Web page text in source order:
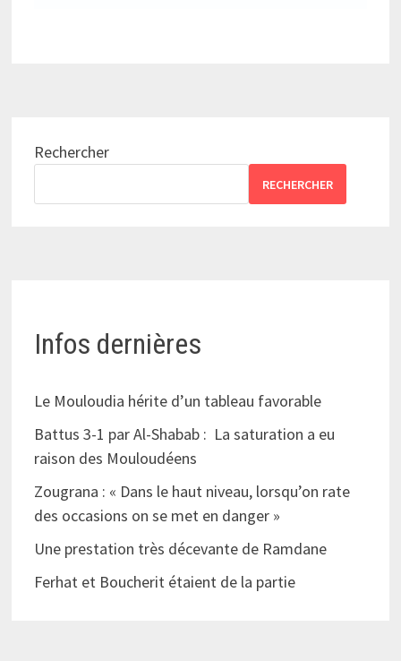
Rechercher
RECHERCHER
Infos dernières
Le Mouloudia hérite d’un tableau favorable
Battus 3-1 par Al-Shabab : La saturation a eu
raison des Mouloudéens
Zougrana : « Dans le haut niveau, lorsqu’on rate
des occasions on se met en danger »
Une prestation très décevante de Ramdane
Ferhat et Boucherit étaient de la partie